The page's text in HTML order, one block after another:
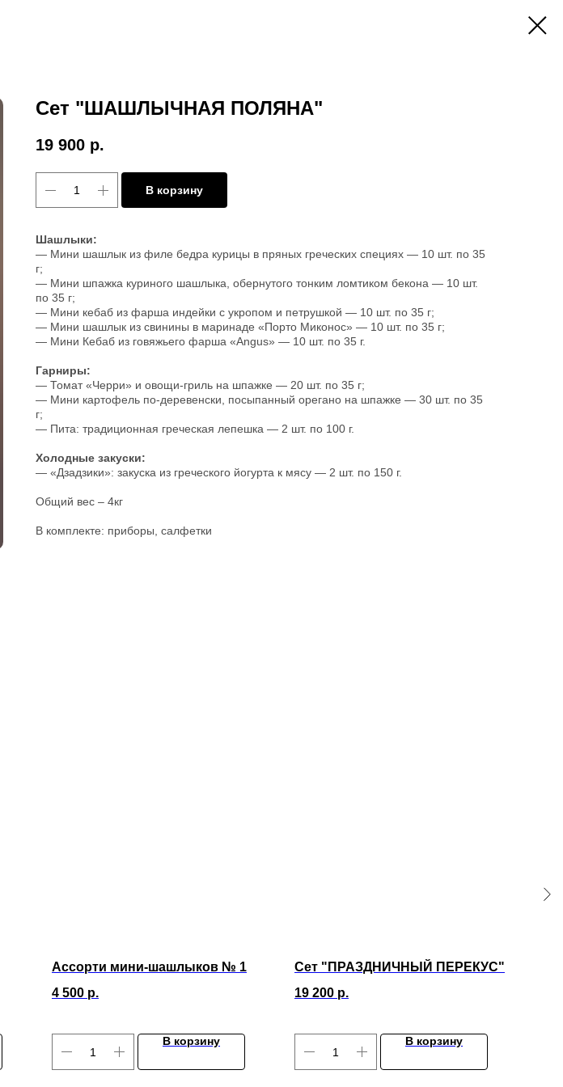
Сет "ШАШЛЫЧНАЯ ПОЛЯНА"
19 900 р.
В корзину
Шашлыки:
— Мини шашлык из филе бедра курицы в пряных греческих специях — 10 шт. по 35
г;
— Мини шпажка куриного шашлыка, обернутого тонким ломтиком бекона — 10 шт.
по 35 г;
— Мини кебаб из фарша индейки с укропом и петрушкой — 10 шт. по 35 г;
— Мини шашлык из свинины в маринаде «Порто Миконос» — 10 шт. по 35 г;
— Мини Кебаб из говяжьего фарша «Angus» — 10 шт. по 35 г.
Гарниры:
— Томат «Черри» и овощи-гриль на шпажке — 20 шт. по 35 г;
— Мини картофель по-деревенски, посыпанный орегано на шпажке — 30 шт. по 35
г;
— Пита: традиционная греческая лепешка — 2 шт. по 100 г.
Холодные закуски:
— «Дзадзики»: закуска из греческого йогурта к мясу — 2 шт. по 150 г.
Общий вес – 4кг
В комплекте: приборы, салфетки
Ассорти мини-шашлыков № 1
4 500 р.
В корзину
Сет "ПРАЗДНИЧНЫЙ ПЕРЕКУС"
19 200 р.
В корзину